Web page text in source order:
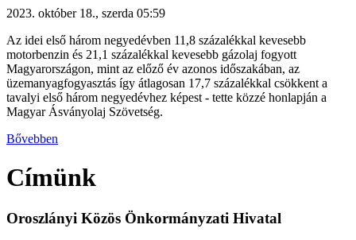
2023. október 18., szerda 05:59
Az idei első három negyedévben 11,8 százalékkal kevesebb
motorbenzin és 21,1 százalékkal kevesebb gázolaj fogyott
Magyarországon, mint az előző év azonos időszakában, az
üzemanyagfogyasztás így átlagosan 17,7 százalékkal csökkent a
tavalyi első három negyedévhez képest - tette közzé honlapján a
Magyar Ásványolaj Szövetség.
Bővebben
Címünk
Oroszlányi Közös Önkormányzati Hivatal